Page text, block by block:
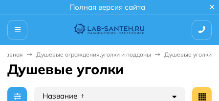
Полная версия сайта
Главная Душевые ограждения,уголки и поддоны Душевые уголки
Душевые уголки
Название